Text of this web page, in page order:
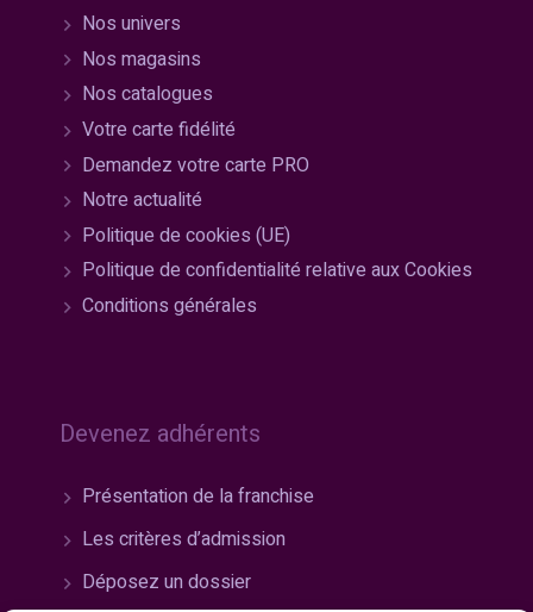
Nos univers
Nos magasins
Nos catalogues
Votre carte fidélité
Demandez votre carte PRO
Notre actualité
Politique de cookies (UE)
Politique de confidentialité relative aux Cookies
Conditions générales
Devenez adhérents
Présentation de la franchise
Les critères d’admission
Déposez un dossier